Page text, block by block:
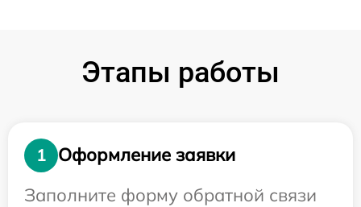
Этапы работы
1
Оформление заявки
Заполните форму обратной связи